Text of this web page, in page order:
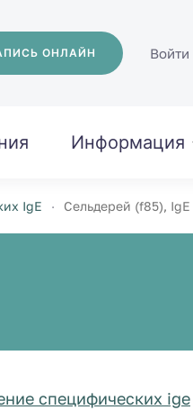
ОНЛАЙН Войти
Информация
IgE Сельдерей (f85), IgE
специфических ige